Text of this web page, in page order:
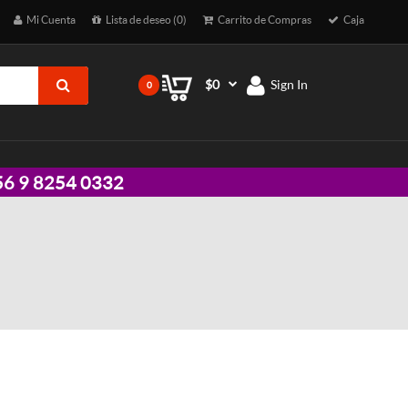
Mi Cuenta Lista de deseo (0) Carrito de Compras Caja
0 $0 Sign In
9 8254 0332